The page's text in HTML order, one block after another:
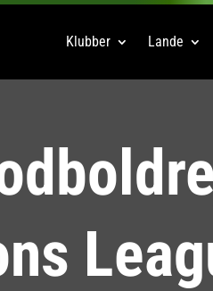
Klubber Lande